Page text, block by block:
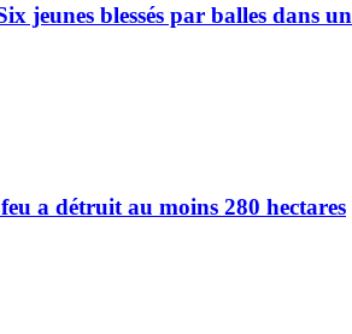
jeunes blessés par balles dans
a détruit au moins 280 hectares